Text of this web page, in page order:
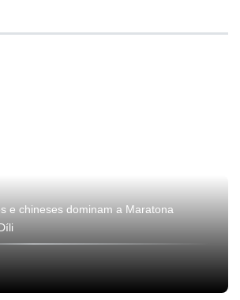
e chineses dominam a Maratona